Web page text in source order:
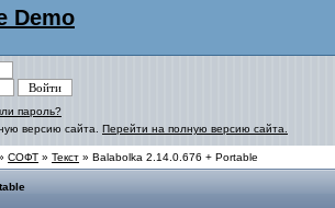
Demo
пароль?
версию сайта. Перейти на полную версию сайта.
СОФТ » Текст » Balabolka 2.14.0.676 + Portable